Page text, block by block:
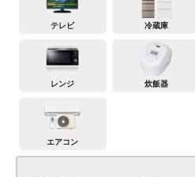
テレビ 冷蔵庫
レンジ 炊飯器
エアコン